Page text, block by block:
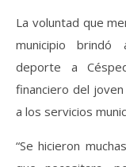
La voluntad que
municipio brindó
deporte a
financiero del
a los servicios
“Se hicieron